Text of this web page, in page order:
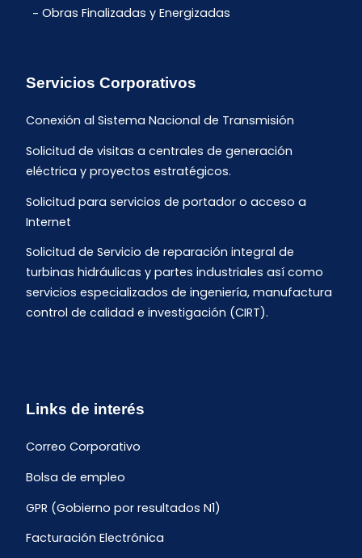
Obras Finalizadas y Energizadas
Servicios Corporativos
Conexión al Sistema Nacional de Transmisión
Solicitud de visitas a centrales de generación
eléctrica y proyectos estratégicos.
Solicitud para servicios de portador o acceso a
Internet
Solicitud de Servicio de reparación integral de
turbinas hidráulicas y partes industriales así como
servicios especializados de ingeniería, manufactura
control de calidad e investigación (CIRT).
Links de interés
Correo Corporativo
Bolsa de empleo
GPR (Gobierno por resultados N1)
Facturación Electrónica